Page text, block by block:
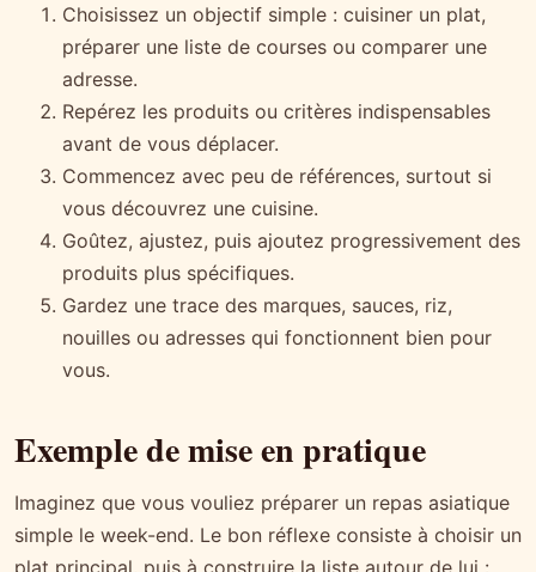
Choisissez un objectif simple : cuisiner un plat,
préparer une liste de courses ou comparer une
adresse.
Repérez les produits ou critères indispensables
avant de vous déplacer.
Commencez avec peu de références, surtout si
vous découvrez une cuisine.
Goûtez, ajustez, puis ajoutez progressivement des
produits plus spécifiques.
Gardez une trace des marques, sauces, riz,
nouilles ou adresses qui fonctionnent bien pour
vous.
Exemple de mise en pratique
Imaginez que vous vouliez préparer un repas asiatique
simple le week-end. Le bon réflexe consiste à choisir un
plat principal, puis à construire la liste autour de lui :